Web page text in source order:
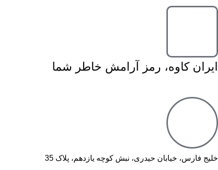
ایران کاوه، رمز آرامش خاطر شما
خلیج فارس، خیابان حیدری، نبش کوچه یازدهم، پلاک 35